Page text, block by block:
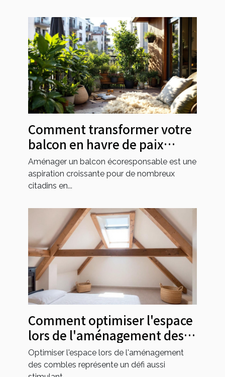
Comment transformer votre
balcon en havre de paix
écologique ?
Aménager un balcon écoresponsable est une
aspiration croissante pour de nombreux
citadins en...
Comment optimiser l'espace
lors de l'aménagement des
combles ?
Optimiser l'espace lors de l'aménagement
des combles représente un défi aussi